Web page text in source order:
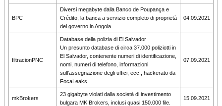
BPC
Diversi megabyte dalla Banco de Poupança e
Crédito, la banca a servizio completo di proprietà
del governo in Angola.
04.09.2021
filtracionPNC
Database della polizia di El Salvador
Un presunto database di circa 37.000 poliziotti in
El Salvador, contenente numeri di identificazione,
nomi, numeri di telefono, informazioni
sull’assegnazione degli uffici, ecc., hackerato da
FocaLeaks.
07.09.2021
mkBrokers
23 gigabyte violati dalla società di investimento
bulgara MK Brokers, inclusi quasi 150.000 file.
15.09.2021